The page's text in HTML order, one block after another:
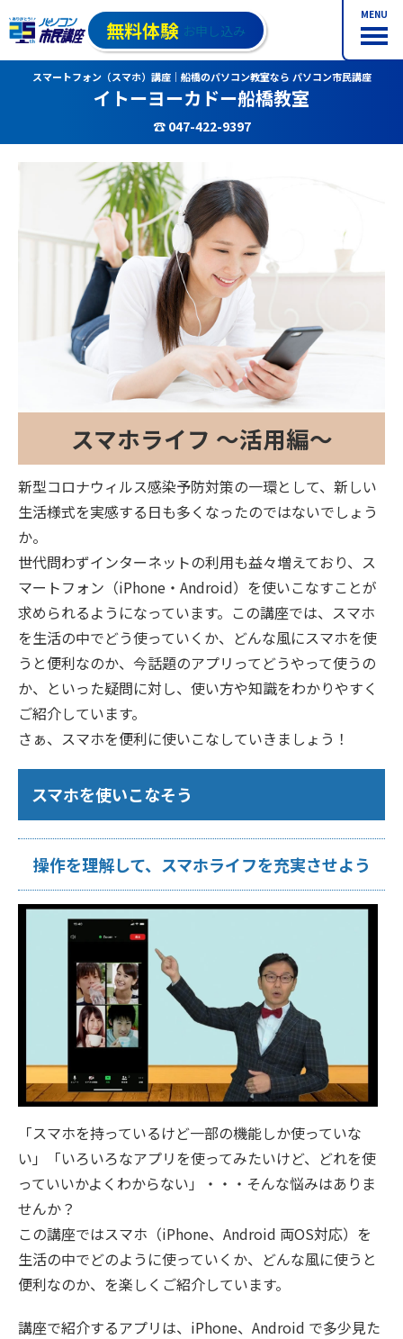
MENU
無料体験 お申し込み
スマートフォン（スマホ）講座｜船橋のパソコン教室なら パソコン市民講座
イトーヨーカドー船橋教室
☎ 047-422-9397
スマホライフ ～活用編～
新型コロナウィルス感染予防対策の一環として、新しい
生活様式を実感する日も多くなったのではないでしょう
か。
世代問わずインターネットの利用も益々増えており、ス
マートフォン（iPhone・Android）を使いこなすことが
求められるようになっています。この講座では、スマホ
を生活の中でどう使っていくか、どんな風にスマホを使
うと便利なのか、今話題のアプリってどうやって使うの
か、といった疑問に対し、使い方や知識をわかりやすく
ご紹介しています。
さぁ、スマホを便利に使いこなしていきましょう！
スマホを使いこなそう
操作を理解して、スマホライフを充実させよう
「スマホを持っているけど一部の機能しか使っていな
い」「いろいろなアプリを使ってみたいけど、どれを使
っていいかよくわからない」・・・そんな悩みはありま
せんか？
この講座ではスマホ（iPhone、Android 両OS対応）を
生活の中でどのように使っていくか、どんな風に使うと
便利なのか、を楽しくご紹介しています。
講座で紹介するアプリは、iPhone、Android で多少見た